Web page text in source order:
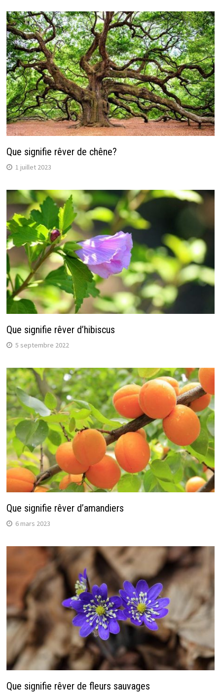
Que signifie rêver de chêne?
1 juillet 2023
Que signifie rêver d’hibiscus
5 septembre 2022
Que signifie rêver d’amandiers
6 mars 2023
Que signifie rêver de fleurs sauvages